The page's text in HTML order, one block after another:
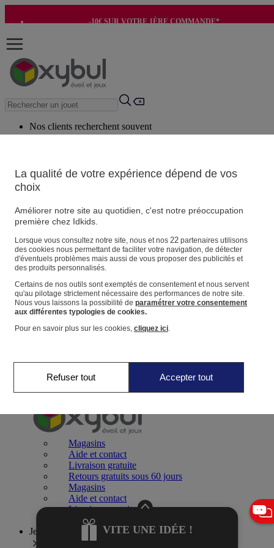
-10€ SUR VOTRE 1ÈRE COMMANDE*
Nos clients recherchent souvent
Conseils suggérés
Produits suggérés
Vos informations personnelles
Suivre une commande
Magasin
Panier
Favoris
Jeux 0-2 ans
Magasins
Aide et contact
Livraison gratuite
Retours gratuits sous 60 jours
Magasins
Aide et contact
Livraison gratuite
Retours gratuits sous 60 jours
Jeux 2-4 ans
VITE UNE IDÉE !
La qualité de votre expérience dépend de vos
choix
Améliorer notre site au quotidien, c'est notre préoccupation
première chez Idkids.
Lorsque vous consultez notre site, nous et nos 22partenaires utilisons
des cookies nous permettant de faciliter votre navigation, de détecter
d'éventuels problèmes mais aussi de vous proposer des publicités et
des produits personnalisés.
Certains de nos outils sont exemptés de consentement et nous servent
qu'au pilotage strictement nécessaire des performances de notre site.
Nous vous laissons la possibilité de paramétrer votre consentement
aux différentes typologies de cookies.
Pour en savoir plus sur les cookies, cliquez ici.
Refuser tout Accepter tout